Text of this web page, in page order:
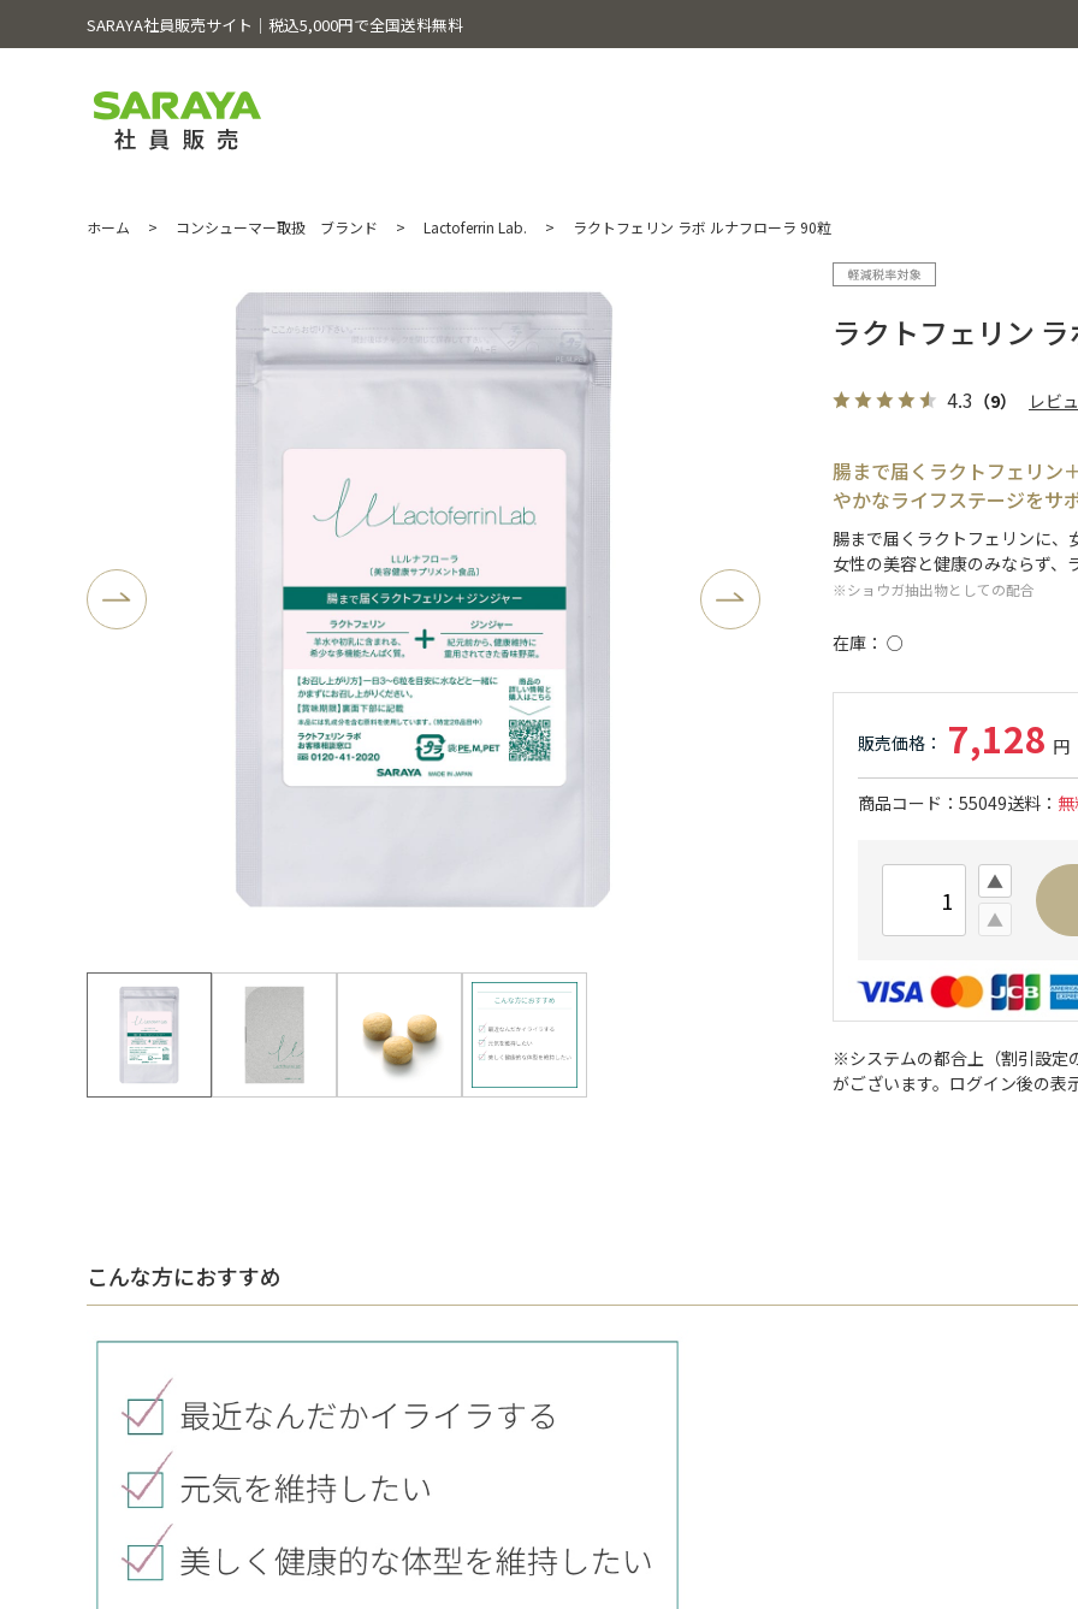
SARAYA社員販売サイト│税込5,000円で全国送料無料
ホーム > コンシューマー取扱 ブランド > Lactoferrin Lab. > ラクトフェリン ラボ ルナフローラ 90粒
ラクトフェリン
4.3 （9） レビ
腸まで届くラクトフェリン
やかなライフステージをサ
腸まで届くラクトフェリンに、
女性の美容と健康のみならず、
※ショウガ抽出物としての配合
在庫 ○
7,128
商品コード 55049送料
※システムの都合上（割引設定
がございます。ログイン後の表
こんな方におすすめ